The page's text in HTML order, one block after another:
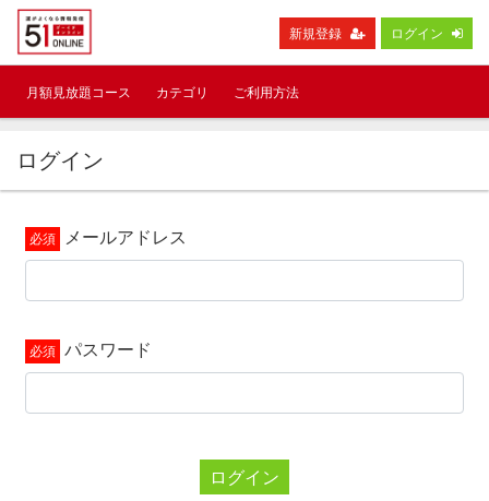
新規登録 ログイン
月額見放題コース カテゴリ ご利用方法
ログイン
メールアドレス
パスワード
ログイン